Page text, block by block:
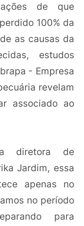
de que
100% da
as causas da
estudos
- Empresa
revelam
associado ao
diretora de
Jardim, essa
apenas no
no período
para